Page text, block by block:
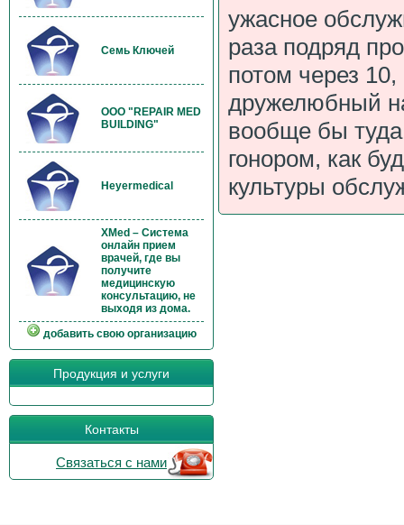
Семь Ключей
OOO "REPAIR MED
BUILDING"
Heyermedical
XMed – Система
онлайн прием
врачей, где вы
получите
медицинскую
консультацию, не
выходя из дома.
добавить свою организацию
Продукция и услуги
Контакты
Связаться с нами
ужасное
раза подряд
потом через 10,
дружелюбный
вообще бы
гонором, как
культуры